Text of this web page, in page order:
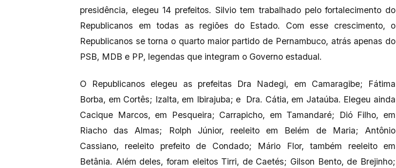
presidência, elegeu 14 prefeitos. Silvio tem trabalhado pelo fortalecimento do
Republicanos em todas as regiões do Estado. Com esse crescimento, o
Republicanos se torna o quarto maior partido de Pernambuco, atrás apenas do
PSB, MDB e PP, legendas que integram o Governo estadual.
O Republicanos elegeu as prefeitas Dra Nadegi, em Camaragibe; Fátima
Borba, em Cortês; Izalta, em Ibirajuba; e Dra. Cátia, em Jataúba. Elegeu ainda
Cacique Marcos, em Pesqueira; Carrapicho, em Tamandaré; Dió Filho, em
Riacho das Almas; Rolph Júnior, reeleito em Belém de Maria; Antônio
Cassiano, reeleito prefeito de Condado; Mário Flor, também reeleito em
Betânia. Além deles, foram eleitos Tirri, de Caetés; Gilson Bento, de Brejinho;